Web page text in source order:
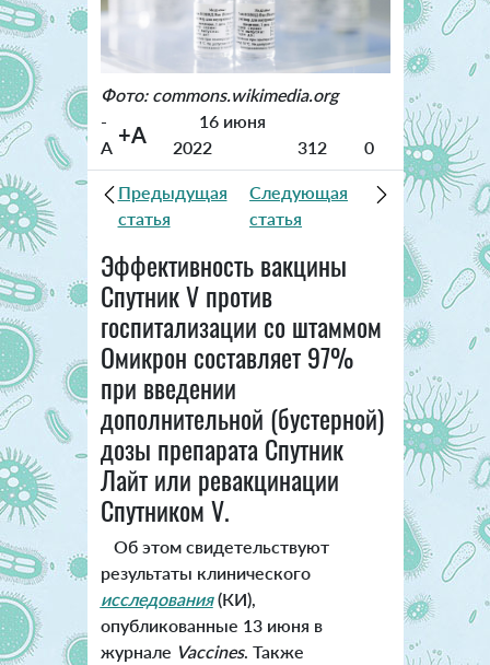
Фото: commons.wikimedia.org
-
A +A
16 июня
2022
312 0
Предыдущая
статья
Следующая
статья
Эффективность вакцины
Спутник V против
госпитализации со штаммом
Омикрон составляет 97%
при введении
дополнительной (бустерной)
дозы препарата Спутник
Лайт или ревакцинации
Спутником V.
Об этом свидетельствуют
результаты клинического
исследования(КИ),
опубликованные 13 июня в
журнале Vaccines. Также